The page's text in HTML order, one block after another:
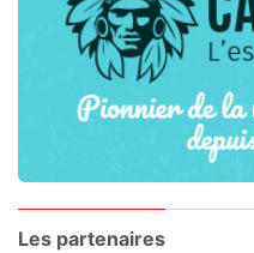
Les partenaires